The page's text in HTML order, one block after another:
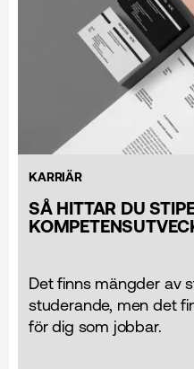
KARRIÄR
SÅ HITTAR DU
Det finns mängder av
studerande, men det
för dig som jobbar.